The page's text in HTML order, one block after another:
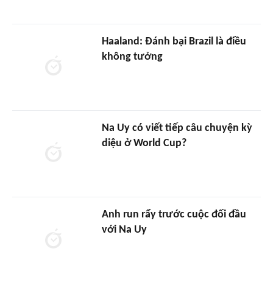
Haaland: Đánh bại Brazil là điều
không tưởng
Na Uy có viết tiếp câu chuyện kỳ
diệu ở World Cup?
Anh run rẩy trước cuộc đối đầu
với Na Uy